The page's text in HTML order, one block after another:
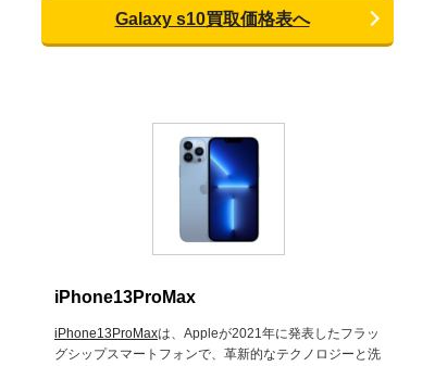
Galaxy s10買取価格表へ
iPhone13ProMax
iPhone13ProMaxは、Appleが2021年に発表したフラッ
グシップスマートフォンで、革新的なテクノロジーと洗